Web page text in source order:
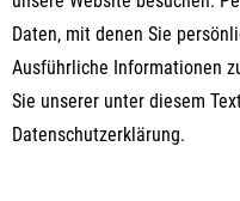
Daten, mit denen Sie
Ausführliche Informationen
Sie unserer unter diesem
Datenschutzerklärung.